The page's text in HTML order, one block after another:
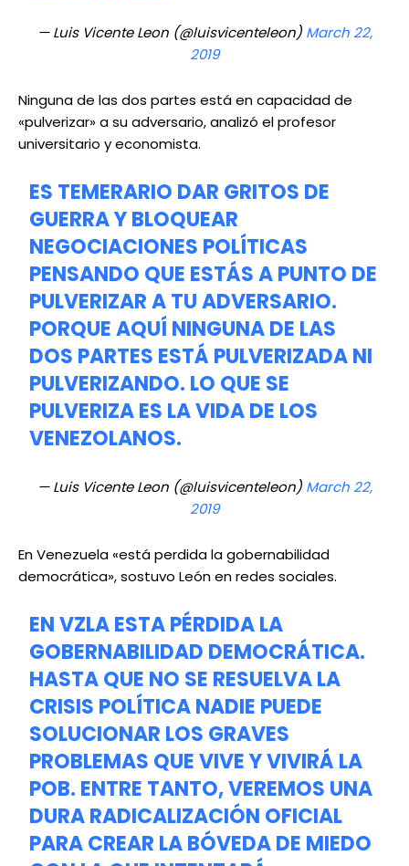
— Luis Vicente Leon (@luisvicenteleon) March 22,
2019
Ninguna de las dos partes está en capacidad de
«pulverizar» a su adversario, analizó el profesor
universitario y economista.
ES TEMERARIO DAR GRITOS DE
GUERRA Y BLOQUEAR
NEGOCIACIONES POLÍTICAS
PENSANDO QUE ESTÁS A PUNTO DE
PULVERIZAR A TU ADVERSARIO.
PORQUE AQUÍ NINGUNA DE LAS
DOS PARTES ESTÁ PULVERIZADA NI
PULVERIZANDO. LO QUE SE
PULVERIZA ES LA VIDA DE LOS
VENEZOLANOS.
— Luis Vicente Leon (@luisvicenteleon) March 22,
2019
En Venezuela «está perdida la gobernabilidad
democrática», sostuvo León en redes sociales.
EN VZLA ESTA PÉRDIDA LA
GOBERNABILIDAD DEMOCRÁTICA.
HASTA QUE NO SE RESUELVA LA
CRISIS POLÍTICA NADIE PUEDE
SOLUCIONAR LOS GRAVES
PROBLEMAS QUE VIVE Y VIVIRÁ LA
POB. ENTRE TANTO, VEREMOS UNA
DURA RADICALIZACIÓN OFICIAL
PARA CREAR LA BÓVEDA DE MIEDO